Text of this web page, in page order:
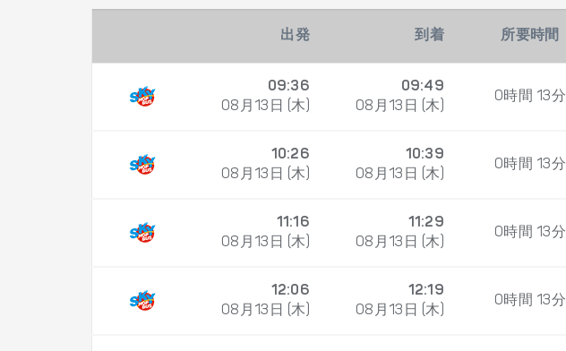
出発 到着 所要時間
09:36
08月13日 (木)
09:49
08月13日 (木)
0時間 13分
10:26
08月13日 (木)
10:39
08月13日 (木)
0時間 13分
11:16
08月13日 (木)
11:29
08月13日 (木)
0時間 13分
12:06
08月13日 (木)
12:19
08月13日 (木)
0時間 13分